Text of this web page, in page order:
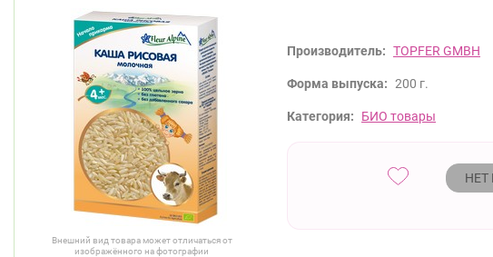
Внешний вид товара может отличаться от
изображённого на фотографии
Производитель: TOPFER GMBH
Форма выпуска: 200 г.
Категория: БИО товары
НЕТ